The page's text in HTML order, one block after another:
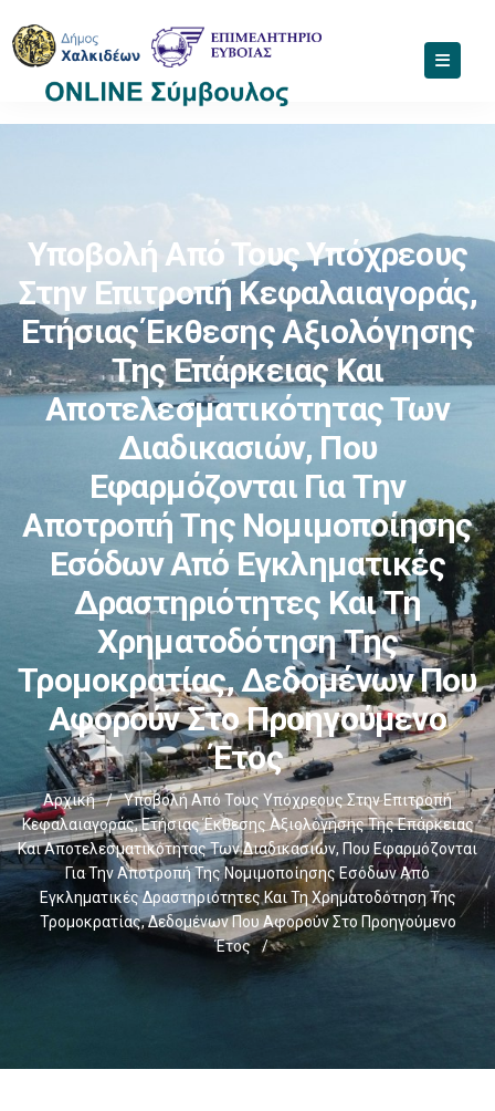
Υποβολή Από Τους Υπόχρεους
Στην Επιτροπή Κεφαλαιαγοράς,
Ετήσιας Έκθεσης Αξιολόγησης
Της Επάρκειας Και
Αποτελεσματικότητας Των
Διαδικασιών, Που
Εφαρμόζονται Για Την
Αποτροπή Της Νομιμοποίησης
Εσόδων Από Εγκληματικές
Δραστηριότητες Και Τη
Χρηματοδότηση Της
Τρομοκρατίας, Δεδομένων Που
Αφορούν Στο Προηγούμενο
Έτος
Αρχική /
Υποβολή Από Τους Υπόχρεους Στην Επιτροπή
Κεφαλαιαγοράς, Ετήσιας Έκθεσης Αξιολόγησης Της Επάρκειας
Και Αποτελεσματικότητας Των Διαδικασιών, Που Εφαρμόζονται
Για Την Αποτροπή Της Νομιμοποίησης Εσόδων Από
Εγκληματικές Δραστηριότητες Και Τη Χρηματοδότηση Της
Τρομοκρατίας, Δεδομένων Που Αφορούν Στο Προηγούμενο
Έτος
/